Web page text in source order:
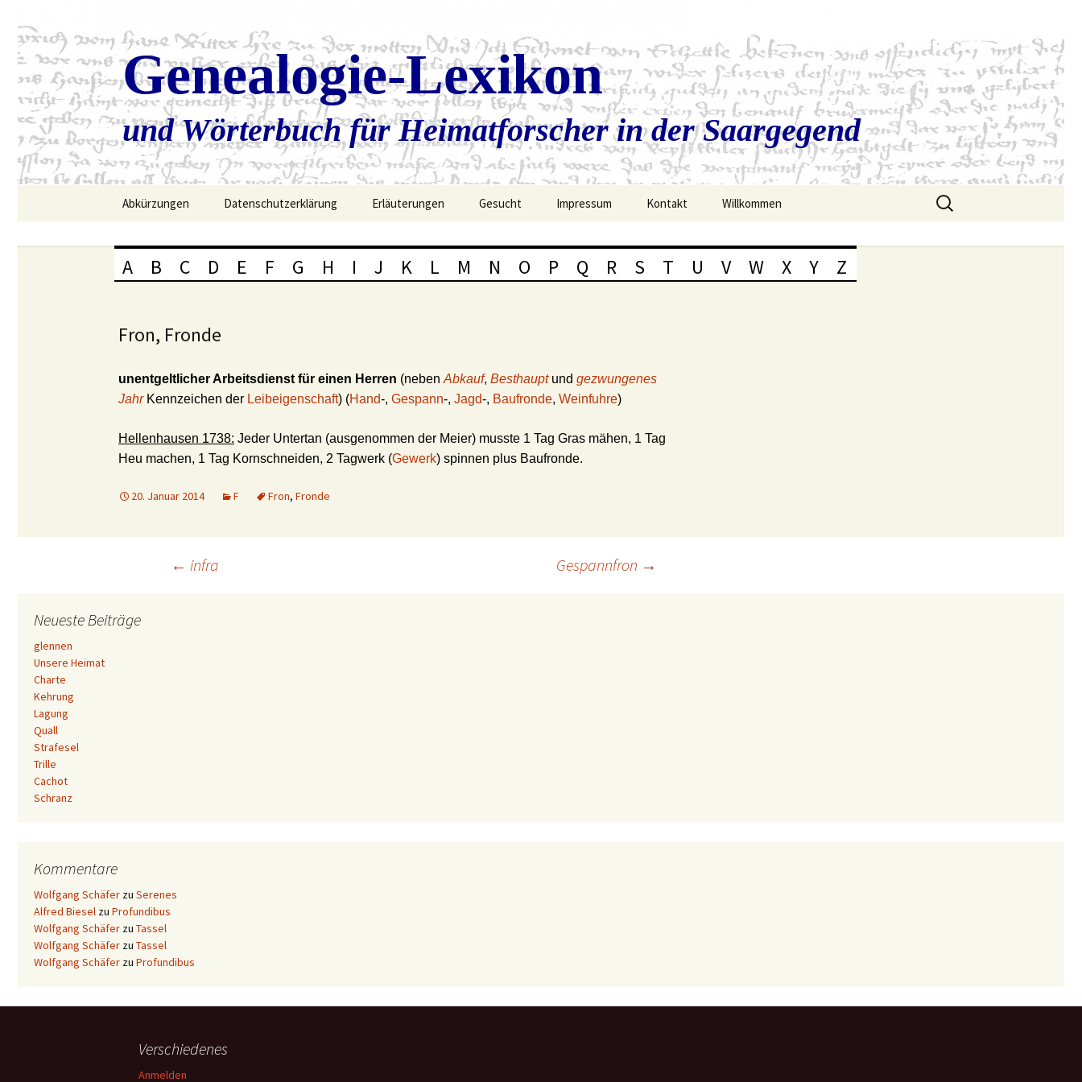
Genealogie-Lexikon
und Wörterbuch für Heimatforscher in der Saargegend
Abkürzungen Datenschutzerklärung Erläuterungen Gesucht Impressum Kontakt Willkommen
Suchen
nach:
A B C D E F G H I J K L M N O P Q R S T U V W X Y Z
Fron, Fronde
unentgeltlicher Arbeitsdienst für einen Herren (neben Abkauf, Besthaupt und gezwungenes
JahrKennzeichen der Leibeigenschaft) (Hand-, Gespann-, Jagd-, Baufronde, Weinfuhre)
Hellenhausen 1738: Jeder Untertan (ausgenommen der Meier) musste 1 Tag Gras mähen, 1 Tag
Heu machen, 1 Tag Kornschneiden, 2 Tagwerk (Gewerk) spinnen plus Baufronde.
20. Januar 2014 F Fron, Fronde
Beitrags-
Navigation
← infra Gespannfron →
Neueste Beiträge
glennen
Unsere Heimat
Charte
Kehrung
Lagung
Quall
Strafesel
Trille
Cachot
Schranz
Kommentare
Wolfgang Schäfer zu Serenes
Alfred Biesel zu Profundibus
Wolfgang Schäfer zu Tassel
Wolfgang Schäfer zu Tassel
Wolfgang Schäfer zu Profundibus
Verschiedenes
Anmelden